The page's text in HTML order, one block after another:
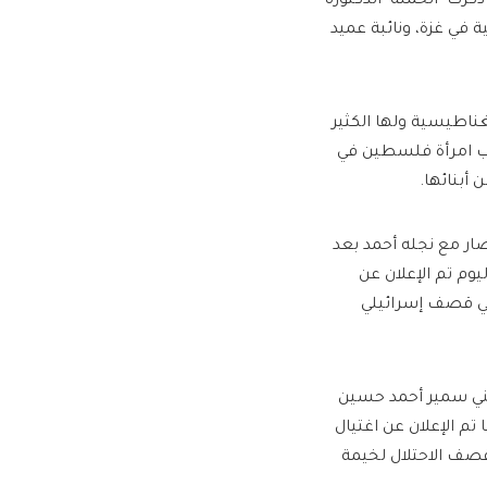
في غزة، ونائبة عميد
بحثاً في الكهرباء المغناطيسية ولها الكثير
وكانت قد حازت عام 2022 على لقب امرأة فلسطين في
نصار مع نجله أحمد بعد
تم الإعلان عن
قصف إسرائيلي
سمير أحمد حسين
الشهداء الأكاديميين في غزة بتاريخ 2942024، كما تم الإعلان عن اغتيال
الاحتلال لخيمة